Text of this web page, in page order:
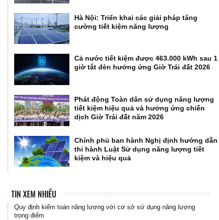
Hà Nội: Triển khai các giải pháp tăng
cường tiết kiệm năng lượng
Cả nước tiết kiệm được 463.000 kWh sau 1
giờ tắt đèn hưởng ứng Giờ Trái đất 2026
Phát động Toàn dân sử dụng năng lượng
tiết kiệm hiệu quả và hưởng ứng chiến
dịch Giờ Trái đất năm 2026
Chính phủ ban hành Nghị định hướng dẫn
thi hành Luật Sử dụng năng lượng tiết
kiệm và hiệu quả
TIN XEM NHIỀU
Quy định kiểm toán năng lượng với cơ sở sử dụng năng lượng
trọng điểm